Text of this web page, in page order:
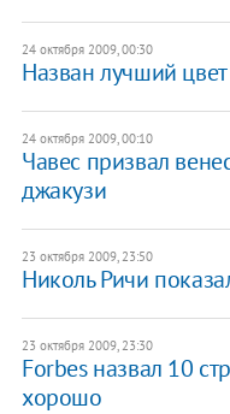
24 октября 2009, 00:30
Назван лучший
24 октября 2009, 00:10
Чавес призвал
джакузи
23 октября 2009, 23:50
Николь Ричи
23 октября 2009, 23:30
Forbes назвал 10
хорошо